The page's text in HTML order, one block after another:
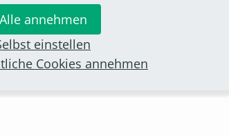
senden. Die Warnungen werden
mit dem Warnungen direkt
genutzt: Handys und
hergestellt wird. Der
Alle annehmen
einstellen
Cookies annehmen